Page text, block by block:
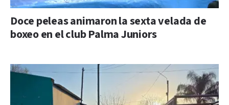
Doce peleas animaron la sexta velada de
boxeo en el club Palma Juniors